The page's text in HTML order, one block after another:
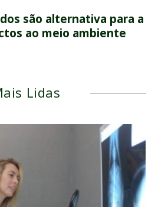
são alternativa para a
ao meio ambiente
Lidas